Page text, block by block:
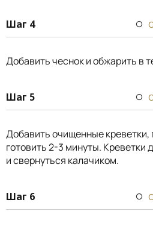
Шаг 4
Добавить чеснок и обжарить в
Шаг 5
Добавить очищенные креветки,
готовить 2-3 минуты. Креветки
и свернуться калачиком.
Шаг 6